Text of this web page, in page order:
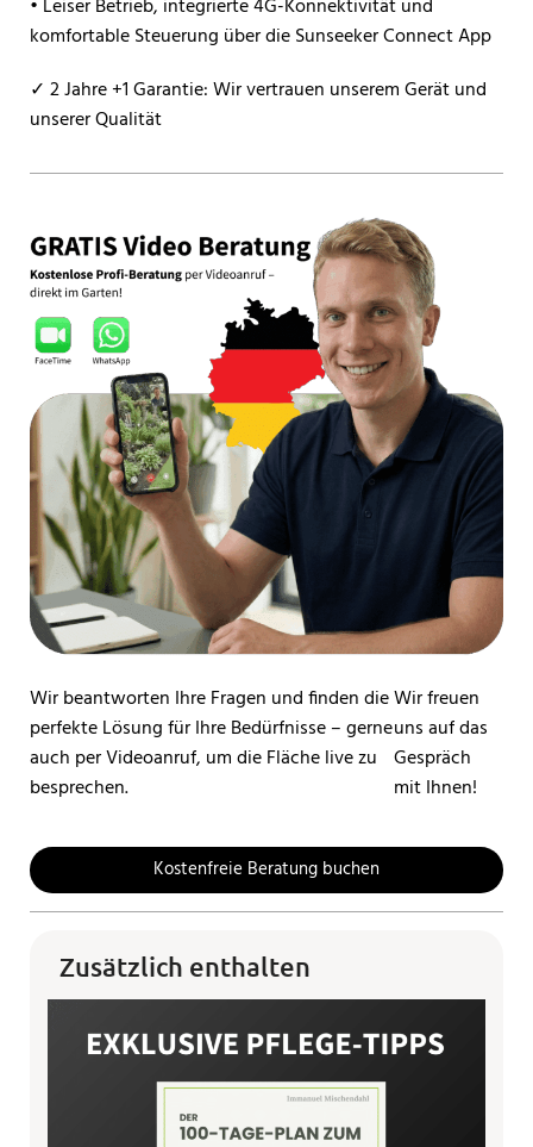
• Leiser Betrieb, integrierte 4G-Konnektivität und
komfortable Steuerung über die Sunseeker Connect App
✓ 2 Jahre +1 Garantie: Wir vertrauen unserem Gerät und
unserer Qualität
Wir beantworten Ihre Fragen und finden die
perfekte Lösung für Ihre Bedürfnisse – gerne
auch per Videoanruf, um die Fläche live zu
besprechen.
Wir freuen
uns auf das
Gespräch
mit Ihnen!
Kostenfreie Beratung buchen
Zusätzlich enthalten